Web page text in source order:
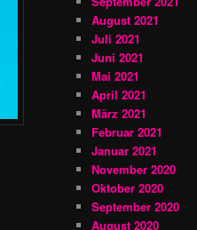
August 2021
Juli 2021
Juni 2021
Mai 2021
April 2021
März 2021
Februar 2021
Januar 2021
November 2020
Oktober 2020
September 2020
August 2020